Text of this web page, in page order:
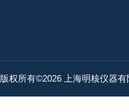
版权所有©2026 上海明核仪器